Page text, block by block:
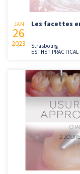
JAN
26
2023
Les facettes
Strasbourg
ESTHET PRACTICAL